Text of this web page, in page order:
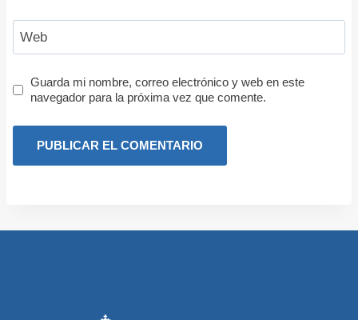
Web
Guarda mi nombre, correo electrónico y web en este
navegador para la próxima vez que comente.